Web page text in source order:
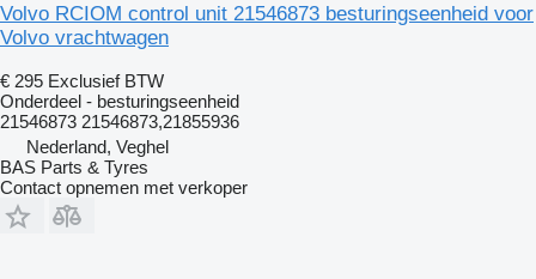
Volvo RCIOM control unit 21546873 besturingseenheid voor
Volvo vrachtwagen
€ 295 Exclusief BTW
Onderdeel - besturingseenheid
21546873 21546873,21855936
Nederland, Veghel
BAS Parts & Tyres
Contact opnemen met verkoper